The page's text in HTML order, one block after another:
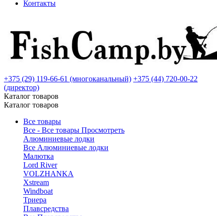
Контакты
+375 (29) 119-66-61 (многоканальный) +375 (44) 720-00-22
(директор)
Каталог товаров
Каталог товаров
Все товары
Все - Все товары Просмотреть
Алюминиевые лодки
Все Алюминиевые лодки
Малютка
Lord River
VOLZHANKA
Xstream
Windboat
Триера
Плавсредства